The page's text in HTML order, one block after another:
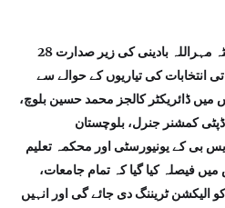
کوئٹہ 18دسمبر:ڈپٹی کمشنر کوئٹہ مہراللہ بادینی کی زیر صدارت 28
بلدیاتی انتخابات کی تیاریوں کے حوالے سے
میں ڈائریکٹر کالجز محمد حسین بلوچ،
کمشنر جنرل، بلوچستان
بی کے یونیورسٹی اور محکمہ تعلیم
فیصلہ کیا گیا کہ تمام جامعات،
الیکشن ٹریننگ دی جائے گی اور انہیں